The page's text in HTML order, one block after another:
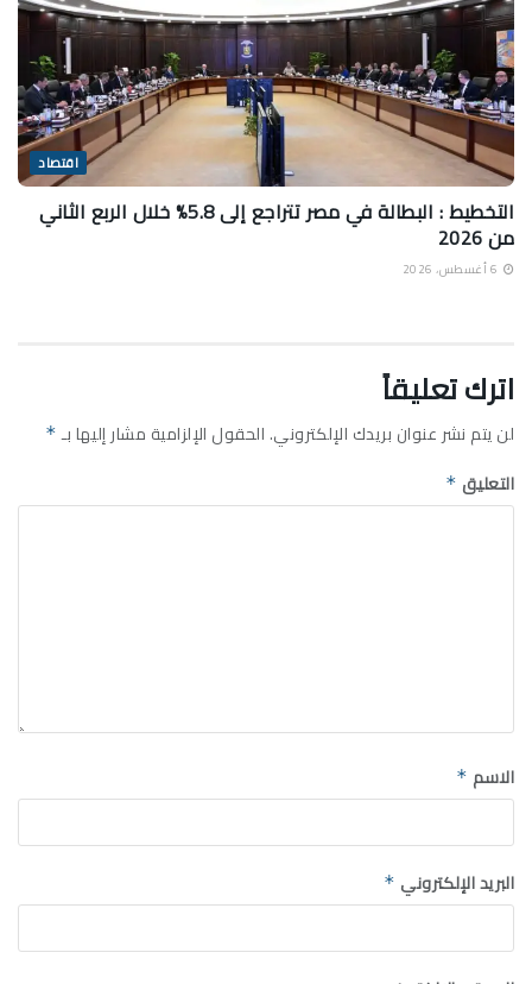
اقتصاد
التخطيط : البطالة في مصر تتراجع إلى 5.8% خلال الربع الثاني
من 2026
اترك تعليقاً
لن يتم نشر عنوان بريدك الإلكتروني.الحقول الإلزامية مشار إليها بـ *
التعليق *
الاسم *
البريد الإلكتروني *